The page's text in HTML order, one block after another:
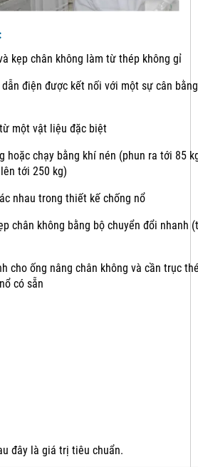
kẹp chân không làm từ thép không gỉ
điện được kết nối với một sự cân
một vật liệu đặc biệt
hoặc chạy bằng khí nén (phun ra tới 85
tới 250 kg)
nhau trong thiết kế chống nổ
chân không bằng bộ chuyển đổi nhanh
cho ống nâng chân không và cần trục
có sẵn
đây là giá trị tiêu chuẩn.